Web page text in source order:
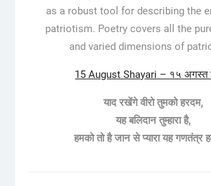
as a robust tool for describing the
patriotism. Poetry covers all the
and varied dimensions of
15 August Shayari – १५ अगस्त
याद रखेंगे वीरो तुमको हरदम,
यह बलिदान तुम्हारा है,
हमको तो है जान से प्यारा यह गणतंत्र